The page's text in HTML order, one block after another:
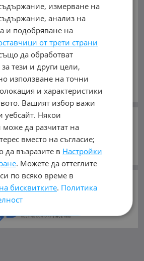
Виж Още
В MOBILE.BG:
и Джипове
Селскостопански
Каравани Яхти и Лодки
Части Аксесоари
Бусове
Камиони
Индустриални
Джанти (2675)
Всички Видове(16475)
СЛЕДВАЙТЕ НИ В:
ползва и препоръчва
услугите на
измерване на
анализ на
и подобряване на
от трети страни
да обработват
тези и други цели,
използване на точни
и характеристики
Вашият избор важи
уебсайт. Някои
може да разчитат на
вместо на съгласие;
да възразите в Настройки
. Можете да оттеглите
по всяко време в
бисквитките. Политика